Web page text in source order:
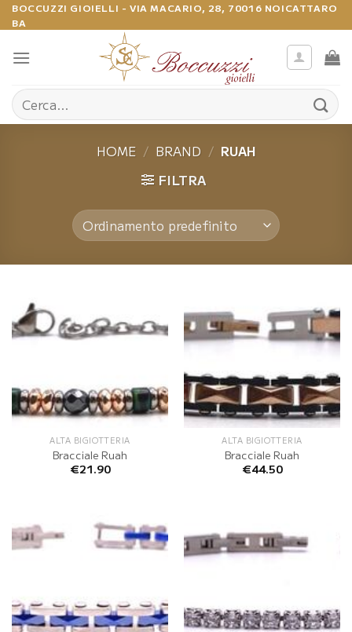
Salta
ai
contenuti
BOCCUZZI GIOIELLI - VIA MACARIO, 28, 70016 NOICATTARO
BA
Cerca:
HOME / BRAND / RUAH
FILTRA
ALTA BIGIOTTERIA
Bracciale Ruah
€21.90
ALTA BIGIOTTERIA
Bracciale Ruah
€44.50